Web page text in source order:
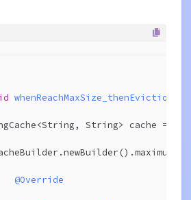
whenReachMaxSize_thenEviction
String> cache =
@Override